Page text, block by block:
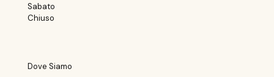
Sabato
Chiuso
Dove Siamo